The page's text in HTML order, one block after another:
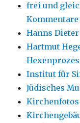
frei und
Hanns
Hartmut
Institut für
Jüdisches
Kirchenfotos